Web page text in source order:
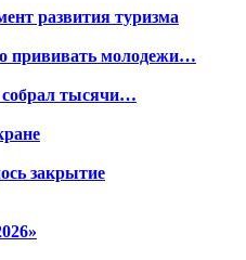
развития туризма
прививать молодежи…
собрал тысячи…
закрытие